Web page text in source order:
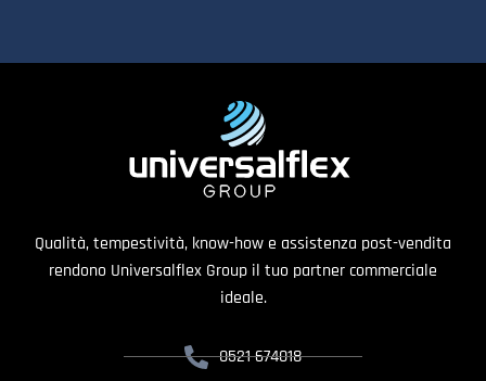
Qualità, tempestività, know-how e assistenza post-vendita
rendono Universalflex Group il tuo partner commerciale
ideale.
0521 674018